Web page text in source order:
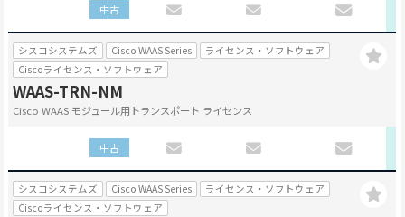
中古
シスコシステムズ Cisco WAAS Series
ライセンス・ソフトウェア
Ciscoライセンス・ソフトウェア
WAAS-TRN-NM
Cisco WAAS モジュール用トランスポート ライセンス
中古
シスコシステムズ Cisco WAAS Series
ライセンス・ソフトウェア
Ciscoライセンス・ソフトウェア